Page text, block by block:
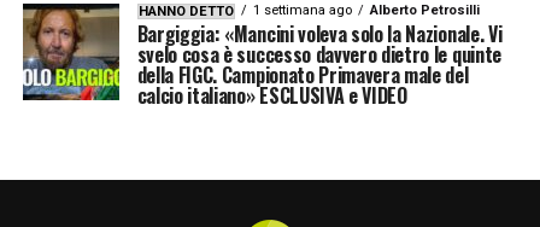
HANNO DETTO 1 settimana ago Alberto Petrosilli
Bargiggia: «Mancini voleva solo la Nazionale. Vi
svelo cosa è successo davvero dietro le quinte
della FIGC. Campionato Primavera male del
calcio italiano» ESCLUSIVA e VIDEO